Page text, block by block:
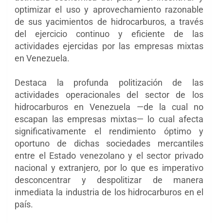
optimizar el uso y aprovechamiento razonable
de sus yacimientos de hidrocarburos, a través
del ejercicio continuo y eficiente de las
actividades ejercidas por las empresas mixtas
en Venezuela.
Destaca la profunda politización de las
actividades operacionales del sector de los
hidrocarburos en Venezuela —de la cual no
escapan las empresas mixtas— lo cual afecta
significativamente el rendimiento óptimo y
oportuno de dichas sociedades mercantiles
entre el Estado venezolano y el sector privado
nacional y extranjero, por lo que es imperativo
desconcentrar y despolitizar de manera
inmediata la industria de los hidrocarburos en el
país.